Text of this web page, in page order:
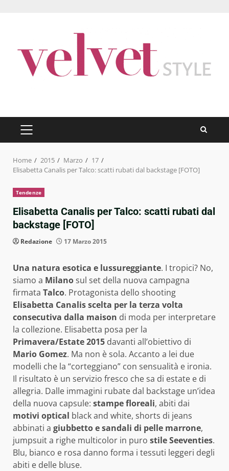
PRIMARY
MENU
Home 2015 Marzo
17
Elisabetta Canalis per Talco: scatti rubati dal backstage [FOTO]
Tendenze
Elisabetta Canalis per Talco: scatti rubati dal
backstage [FOTO]
Redazione 17 Marzo 2015
Una natura esotica e lussureggiante. I tropici? No,
siamo a Milanosul set della nuova campagna
firmata Talco. Protagonista dello shooting
Elisabetta Canalis scelta per la terza volta
consecutiva dalla maison di moda per interpretare
la collezione. Elisabetta posa per la
Primavera/Estate 2015 davanti all’obiettivo di
Mario Gomez. Ma non è sola. Accanto a lei due
modelli che la “corteggiano” con sensualità e ironia.
Il risultato è un servizio fresco che sa di estate e di
allegria. Dalle immagini rubate dal backstage un’idea
della nuova capsule: stampe floreali, abiti dai
motivi optical black and white, shorts di jeans
abbinati a giubbetto e sandali di pelle marrone,
jumpsuit a righe multicolor in puro stile Seeventies.
Blu, bianco e rosa danno forma i tessuti leggeri degli
abiti e delle bluse.